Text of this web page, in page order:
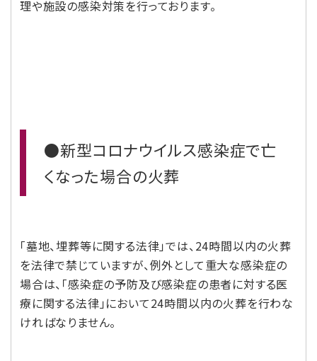
理や施設の感染対策を行っております。
●新型コロナウイルス感染症で亡
くなった場合の火葬
「墓地、埋葬等に関する法律」では、24時間以内の火葬
を法律で禁じていますが、例外として重大な感染症の
場合は、「感染症の予防及び感染症の患者に対する医
療に関する法律」において24時間以内の火葬を行わな
ければなりません。